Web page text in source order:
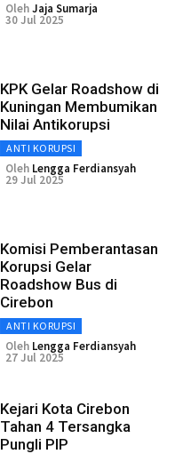
OlehJaja Sumarja
30 Jul 2025
KPK Gelar Roadshow di
Kuningan Membumikan
Nilai Antikorupsi
ANTI KORUPSI
Oleh Lengga Ferdiansyah
29 Jul 2025
Komisi Pemberantasan
Korupsi Gelar
Roadshow Bus di
Cirebon
ANTI KORUPSI
Oleh Lengga Ferdiansyah
27 Jul 2025
Kejari Kota Cirebon
Tahan 4 Tersangka
Pungli PIP